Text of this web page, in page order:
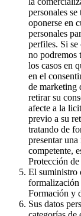
personales
oponerse en
personales
perfiles. Si
no podremos
los casos en
en el
de marketing
retirar su
afecte a la
previo a su
tratando de
presentar
competente,
Protección
El suministro
Formación y
Sus datos